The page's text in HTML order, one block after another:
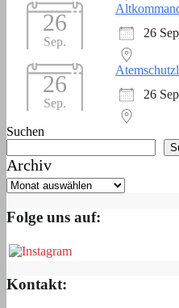
26
Sep.
26
26
Sep.
26
Suchen
Archiv
Folge uns auf:
Kontakt: